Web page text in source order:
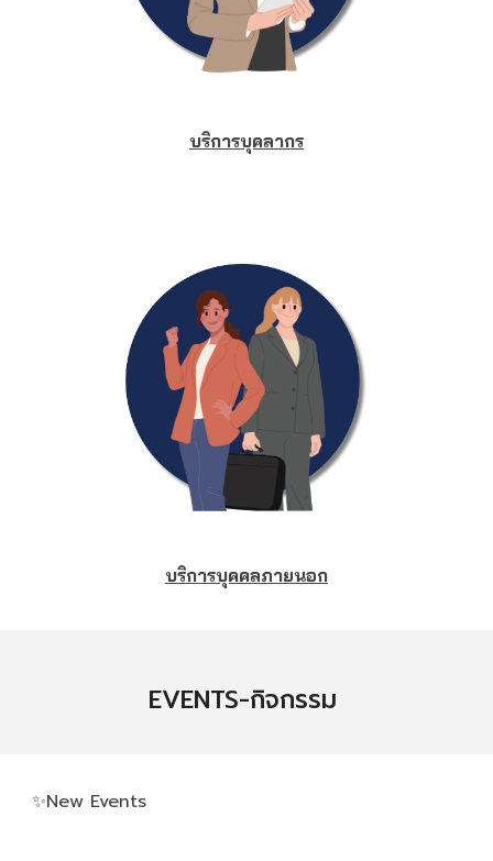
บริการบุคลากร
บริการบุคคลภายนอก
EVENTS-กิจกรรม
✨New Events